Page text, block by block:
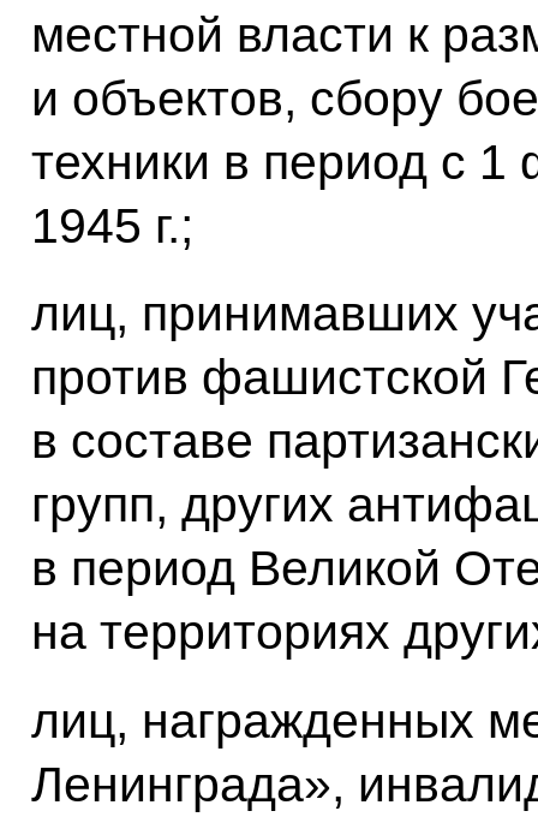
местной власти к
и объектов, сбору
техники в период с
1945 г.;
лиц, принимавших
против фашистской
в составе
групп, других
в период Великой
на территориях
лиц, награжденных
Ленинграда»,